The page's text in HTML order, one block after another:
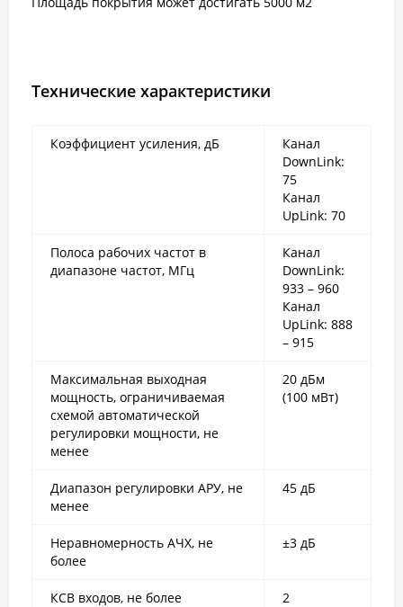
Технические характеристики
Коэффициент усиления, дБ
Канал
DownLink:
75
Канал
UpLink: 70
Полоса рабочих частот в
диапазоне частот, МГц
Канал
DownLink:
933 – 960
Канал
UpLink: 888
– 915
Максимальная выходная
мощность, ограничиваемая
схемой автоматической
регулировки мощности, не
менее
20 дБм
(100 мВт)
Диапазон регулировки АРУ, не
менее
45 дБ
Неравномерность АЧХ, не
более
±3 дБ
КСВ входов, не более 2